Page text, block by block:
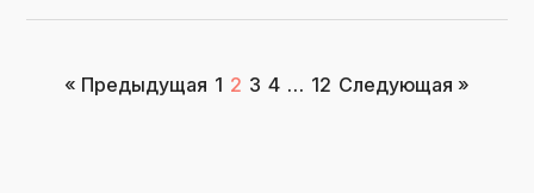
Пагинация
« Предыдущая 1 2 3 4 … 12 Следующая »